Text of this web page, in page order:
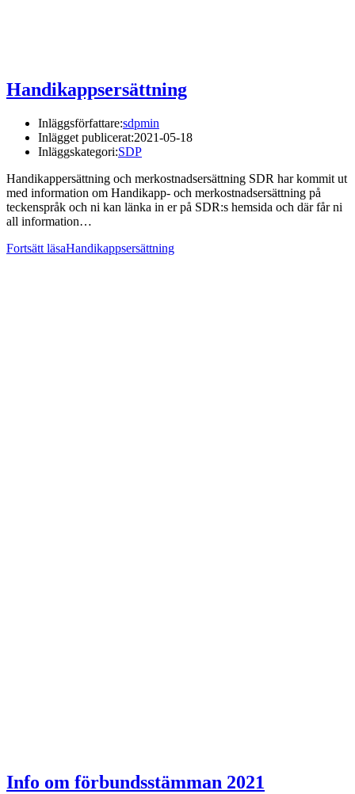
Handikappsersättning
Inläggsförfattare:sdpmin
Inlägget publicerat:2021-05-18
Inläggskategori:SDP
Handikappersättning och merkostnadsersättning SDR har kommit ut
med information om Handikapp- och merkostnadsersättning på
teckenspråk och ni kan länka in er på SDR:s hemsida och där får ni
all information…
Fortsätt läsaHandikappsersättning
Info om förbundsstämman 2021